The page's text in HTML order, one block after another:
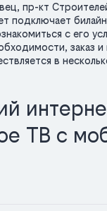
пр-кт
подключает
с его
заказ
в
ТВ с